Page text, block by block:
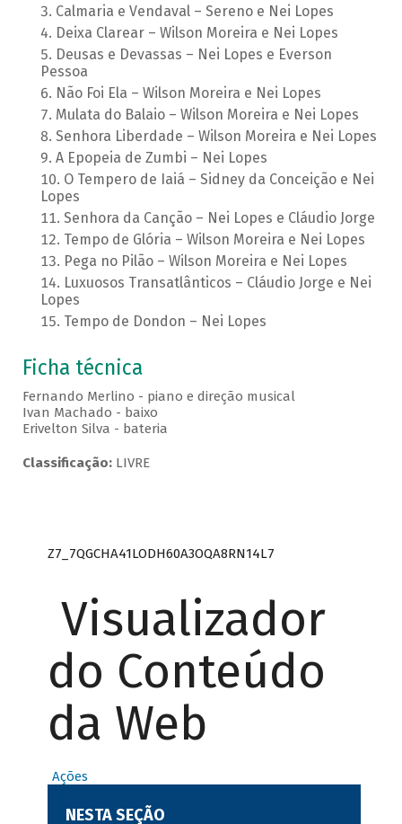
Calmaria e Vendaval – Sereno e Nei Lopes
Deixa Clarear – Wilson Moreira e Nei Lopes
Deusas e Devassas – Nei Lopes e Everson
Pessoa
Não Foi Ela – Wilson Moreira e Nei Lopes
Mulata do Balaio – Wilson Moreira e Nei Lopes
Senhora Liberdade – Wilson Moreira e Nei Lopes
A Epopeia de Zumbi – Nei Lopes
O Tempero de Iaiá – Sidney da Conceição e Nei
Lopes
Senhora da Canção – Nei Lopes e Cláudio Jorge
Tempo de Glória – Wilson Moreira e Nei Lopes
Pega no Pilão – Wilson Moreira e Nei Lopes
Luxuosos Transatlânticos – Cláudio Jorge e Nei
Lopes
Tempo de Dondon – Nei Lopes
Ficha técnica
Fernando Merlino - piano e direção musical
Ivan Machado - baixo
Erivelton Silva - bateria
Classificação:LIVRE
Z7_7QGCHA41LODH60A3OQA8RN14L7
Visualizador
do Conteúdo
da Web
Ações
NESTA SEÇÃO